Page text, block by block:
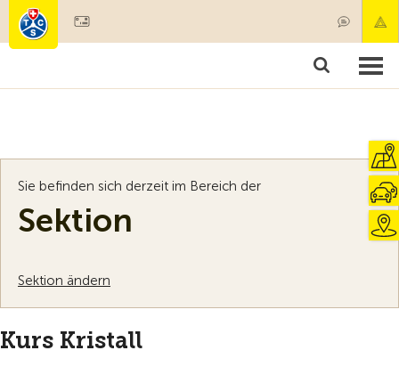
Mitgliedschaft & Leistungen
Sie befinden sich derzeit im Bereich der
Sektion
Sektion ändern
Kurs Kristall